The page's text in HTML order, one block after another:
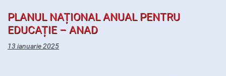
PLANUL NAȚIONAL ANUAL PENTRU
EDUCAȚIE – ANAD
13 ianuarie 2025